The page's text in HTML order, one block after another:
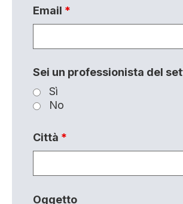
Email *
Sei un professionista del
Sì
No
Città *
Oggetto